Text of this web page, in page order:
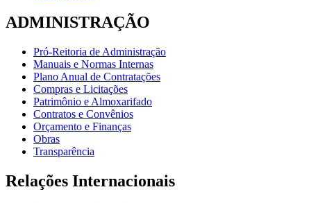
ADMINISTRAÇÃO
Pró-Reitoria de Administração
Manuais e Normas Internas
Plano Anual de Contratações
Compras e Licitações
Patrimônio e Almoxarifado
Contratos e Convênios
Orçamento e Finanças
Obras
Transparência
Relações Internacionais